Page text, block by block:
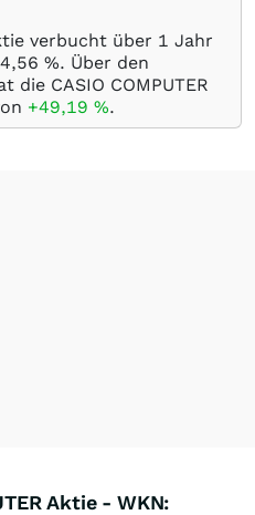
verbucht über 1 Jahr
%. Über den
CASIO COMPUTER
+49,19 %.
Aktie - WKN: